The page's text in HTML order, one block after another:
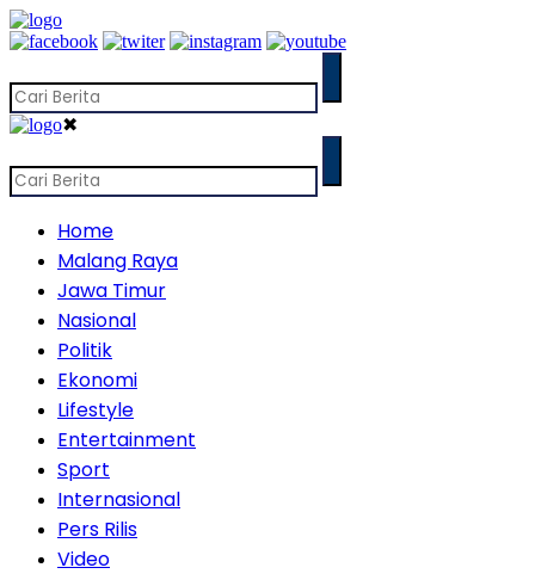
✖
Home
Malang Raya
Jawa Timur
Nasional
Politik
Ekonomi
Lifestyle
Entertainment
Sport
Internasional
Pers Rilis
Video